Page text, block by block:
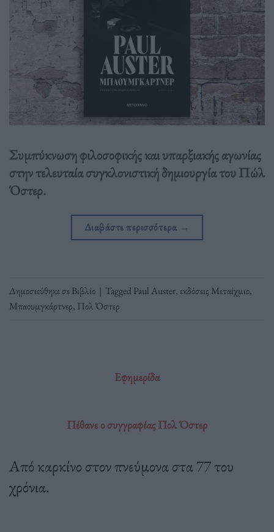
Συμπύκνωση φιλοσοφικής και υπαρξιακής αγωνίας
στην τελευταία συγκλονιστική δημιουργία του Πώλ
Όστερ.
Διαβάστε περισσότερα →
Δημοσιεύθηκε σεΒιβλίο | TaggedPaul Auster, εκδόσεις Μεταίχμιο,
Μπαουμγκάρτνερ, Πολ Όστερ
Εφημερίδα
Πέθανε ο συγγραφέας Πολ Όστερ
Από καρκίνο στον πνεύμονα στα 77 του
χρόνια.